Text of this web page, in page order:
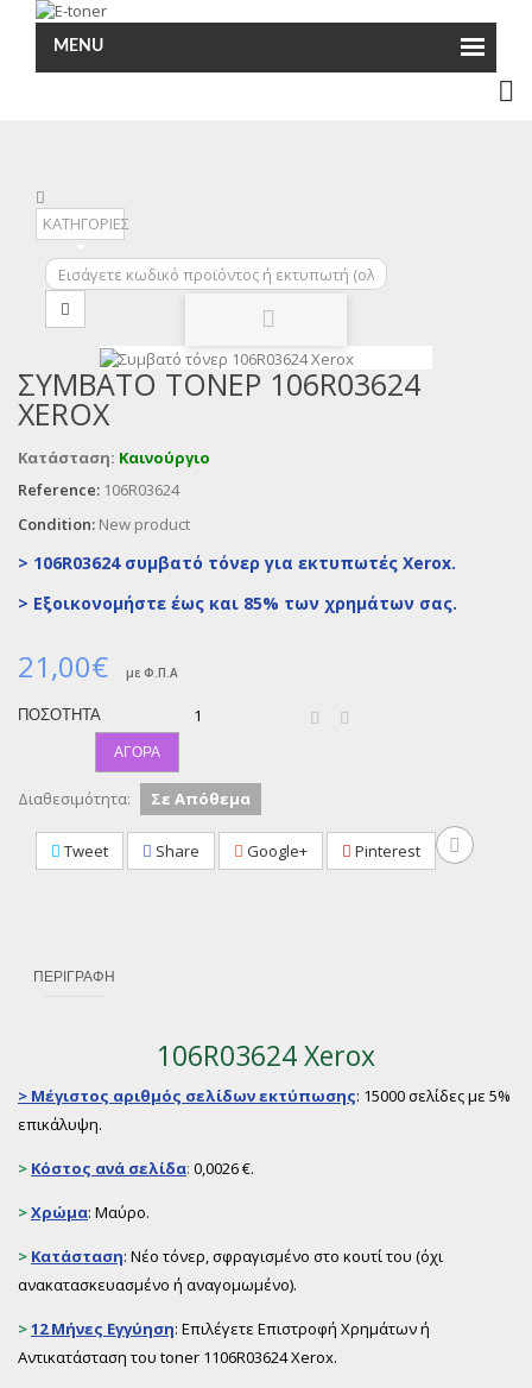
MENU
ΚΑΤΗΓΟΡΙΕΣ
ΣΥΜΒΑΤΌ ΤΌΝΕΡ 106R03624
XEROX
Κατάσταση: Καινούργιο
Reference: 106R03624
Condition: New product
> 106R03624 συμβατό τόνερ για εκτυπωτές Xerox.
> Εξοικονομήστε έως και 85% των χρημάτων σας.
21,00€ με Φ.Π.Α
ΠΟΣΌΤΗΤΑ
ΑΓΟΡΆ
Διαθεσιμότητα: Σε Απόθεμα
Tweet Share Google+ Pinterest
ΠΕΡΙΓΡΑΦΉ
106R03624 Xerox
> Μέγιστος αριθμός σελίδων εκτύπωσης: 15000 σελίδες με 5%
επικάλυψη.
> Κόστος ανά σελίδα: 0,0026 €.
>Χρώμα: Μαύρο.
> Κατάσταση: Νέο τόνερ, σφραγισμένο στο κουτί του (όχι
ανακατασκευασμένο ή αναγομωμένο).
>12 Μήνες Εγγύηση: Επιλέγετε Επιστροφή Χρημάτων ή
Αντικατάσταση του toner 1106R03624 Xerox.